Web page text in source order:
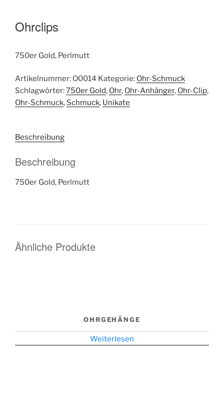
Ohrclips
750er Gold, Perlmutt
Artikelnummer: O0014 Kategorie: Ohr-Schmuck
Schlagwörter:750er Gold, Ohr, Ohr-Anhänger, Ohr-Clip,
Ohr-Schmuck, Schmuck, Unikate
Beschreibung
Beschreibung
750er Gold, Perlmutt
Ähnliche Produkte
OHRGEHÄNGE
Weiterlesen